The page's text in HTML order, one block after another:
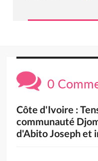
0
Côte d'Ivoire :
communauté
d'Abito Joseph et